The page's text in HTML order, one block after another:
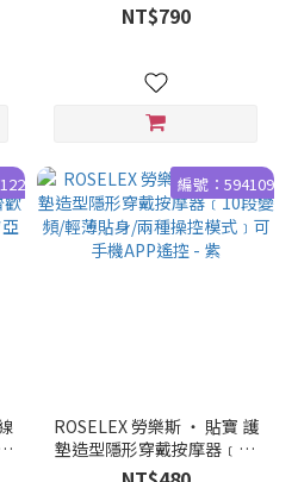
摩器﹝入體一機雙控/12頻強
震/親膚矽膠/磁吸充電﹞
NT$790
編號：594109
ROSELEX 勞樂斯 ‧ 貼寶 護
墊造型隱形穿戴按摩器﹝10
段變頻/輕薄貼身/兩種操控模